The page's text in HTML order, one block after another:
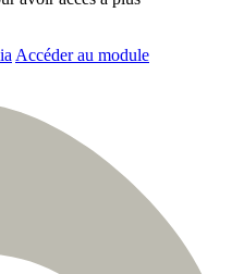
Accéder au module